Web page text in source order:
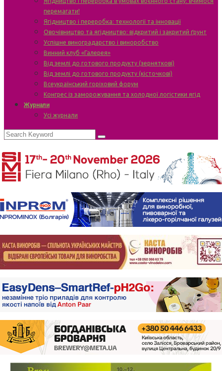
перемагати!
Ягідництво і переробка: технології та інновації
Овочівництво та ягідництво: відкритий і закритий ґрунт
Успішне виноградарство і виноробство
Винний клуб «Галерея»
Від землі до готового продукту (зерняткові)
Від землі до готового продукту (кісточкові)
Всеукраїнський горіховий форум
Конгрес із заморожування та холодної логістики ягід
Журнали
Усі журнали